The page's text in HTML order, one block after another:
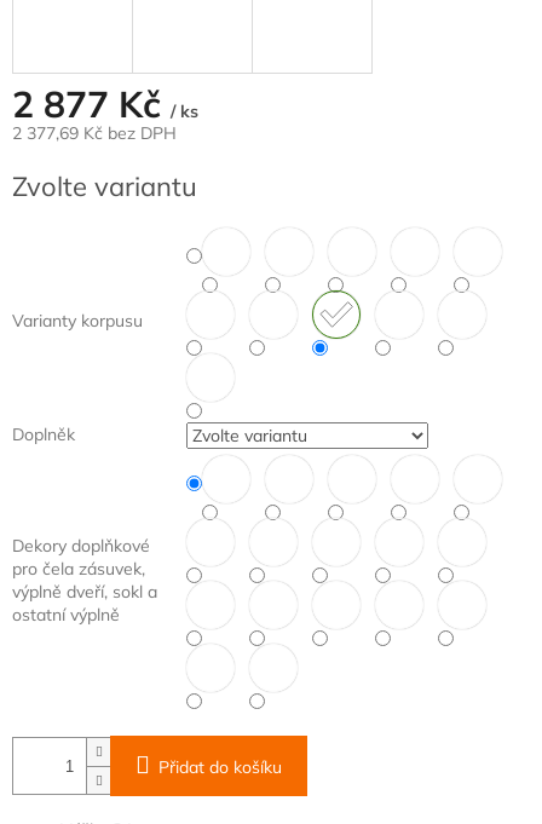
2 877 Kč / ks
2 377,69 Kč bez DPH
cena:
Zvolte variantu
Varianty korpusu
Doplněk
Dekory doplňkové
pro čela zásuvek,
výplně dveří, sokl a
ostatní výplně
Přidat do košíku